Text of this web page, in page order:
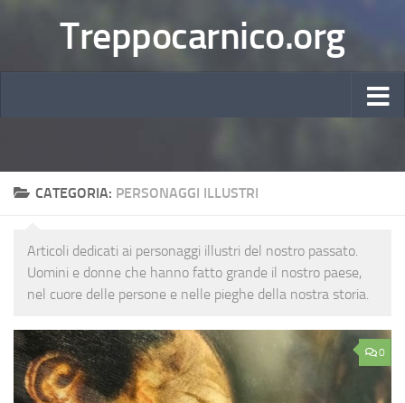
Treppocarnico.org
CATEGORIA: PERSONAGGI ILLUSTRI
Articoli dedicati ai personaggi illustri del nostro passato.
Uomini e donne che hanno fatto grande il nostro paese,
nel cuore delle persone e nelle pieghe della nostra storia.
0